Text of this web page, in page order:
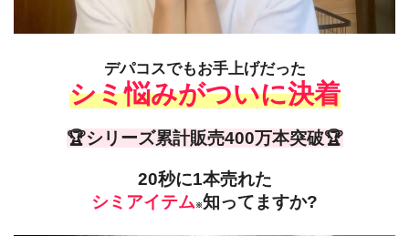
デパコスでもお手上げだった
シミ悩みがついに決着
🏆シリーズ累計販売400万本突破🏆
20秒に1本売れた
シミアイテム ※知ってますか?